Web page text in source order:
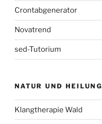
Crontabgenerator
Novatrend
sed-Tutorium
NATUR UND HEILUNG
Klangtherapie Wald